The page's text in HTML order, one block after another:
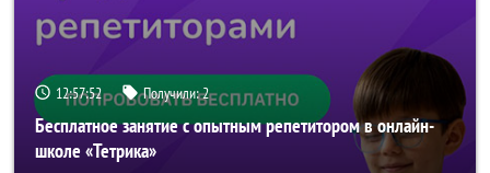
12:57:51 Получили:2
Бесплатное занятие с опытным репетитором в онлайн-
школе «Тетрика»